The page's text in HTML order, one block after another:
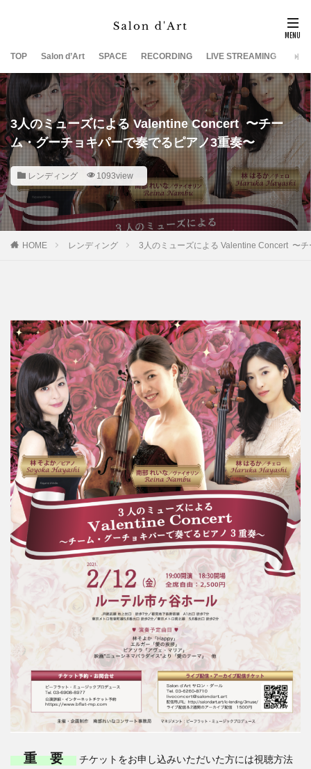
TOP Salon d’Art SPACE RECORDING LIVE STREAMING
3人のミューズによる Valentine Concert 〜チー
ム・グーチョキパーで奏でるピアノ3重奏〜
レンディング 1093view
HOME レンディング 3人のミューズによる Valentine Concert 〜
重 要 チケットをお申し込みいただいた方には視聴方法